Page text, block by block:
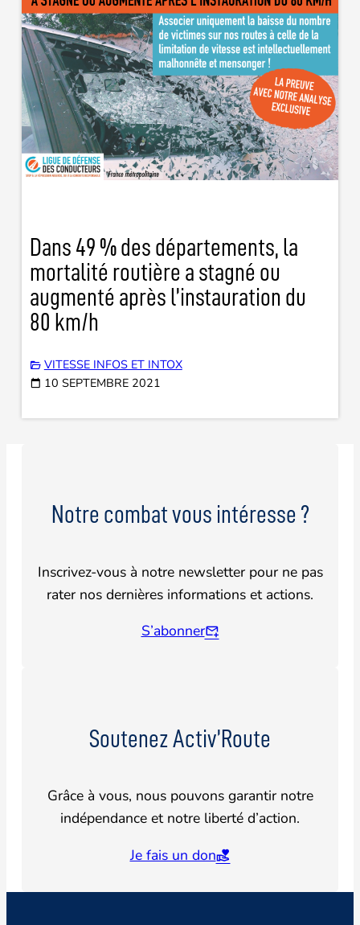
Dans 49 % des départements, la
mortalité routière a stagné ou
augmenté après l’instauration du
80 km/h
VITESSE INFOS ET INTOX
10 SEPTEMBRE 2021
Notre combat vous intéresse ?
Inscrivez-vous à notre newsletter pour ne pas
rater nos dernières informations et actions.
S’abonner
Soutenez Activ’Route
Grâce à vous, nous pouvons garantir notre
indépendance et notre liberté d’action.
Je fais un don